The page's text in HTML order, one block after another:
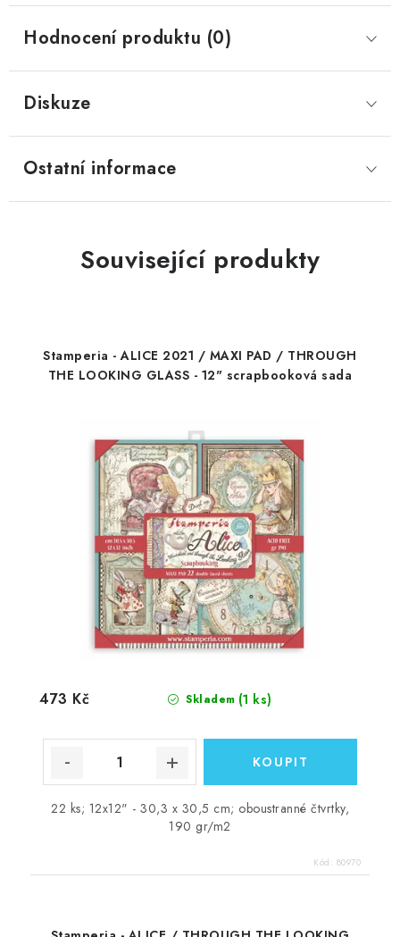
Hodnocení produktu (0)
Diskuze
Ostatní informace
Související produkty
Stamperia - ALICE 2021 / MAXI PAD / THROUGH
THE LOOKING GLASS - 12" scrapbooková sada
Skladem (1 ks)
473 Kč
22 ks; 12x12" - 30,3 x 30,5 cm; oboustranné čtvrtky,
190 gr/m2
Kód: 80970